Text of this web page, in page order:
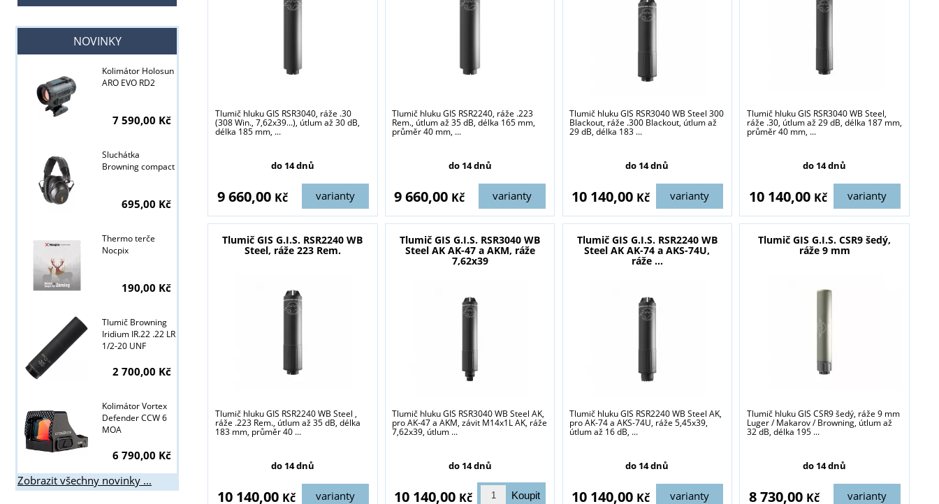
Tlumič hluku GIS RSR3040, ráže .30
(308 Win., 7,62x39...), útlum až 30 dB,
délka 185 mm, ...
do 14 dnů
varianty
9 660,00 Kč
Tlumič hluku GIS RSR2240, ráže .223
Rem., útlum až 35 dB, délka 165 mm,
průměr 40 mm, ...
do 14 dnů
varianty
9 660,00 Kč
Tlumič hluku GIS RSR3040 WB Steel 300
Blackout, ráže .300 Blackout, útlum až
29 dB, délka 183 ...
do 14 dnů
varianty
10 140,00 Kč
Tlumič hluku GIS RSR3040 WB Steel,
ráže .30, útlum až 29 dB, délka 187 mm,
průměr 40 mm, ...
do 14 dnů
varianty
10 140,00 Kč
Tlumič GIS G.I.S. RSR2240 WB
Steel, ráže 223 Rem.
Tlumič hluku GIS RSR2240 WB Steel ,
ráže .223 Rem., útlum až 35 dB, délka
183 mm, průměr 40 ...
do 14 dnů
varianty
10 140,00 Kč
Tlumič GIS G.I.S. RSR3040 WB
Steel AK AK-47 a AKM, ráže
7,62x39
Tlumič hluku GIS RSR3040 WB Steel AK,
pro AK-47 a AKM, závit M14x1L AK, ráže
7,62x39, útlum ...
do 14 dnů
10 140,00 Kč
Tlumič GIS G.I.S. RSR2240 WB
Steel AK AK-74 a AKS-74U,
ráže ...
Tlumič hluku GIS RSR2240 WB Steel AK,
pro AK-74 a AKS-74U, ráže 5,45x39,
útlum až 16 dB, ...
do 14 dnů
varianty
10 140,00 Kč
Tlumič GIS G.I.S. CSR9 šedý,
ráže 9 mm
Tlumič hluku GIS CSR9 šedý, ráže 9 mm
Luger / Makarov / Browning, útlum až
32 dB, délka 195 ...
do 14 dnů
varianty
8 730,00 Kč
NOVINKY
Kolimátor Holosun
ARO EVO RD2
7 590,00 Kč
Sluchátka
Browning compact
695,00 Kč
Thermo terče
Nocpix
190,00 Kč
Tlumič Browning
Iridium IR.22 .22 LR
1/2-20 UNF
2 700,00 Kč
Kolimátor Vortex
Defender CCW 6
MOA
6 790,00 Kč
Zobrazit všechny novinky ...
Tyto stránky jsou určeny pouze odborné veřejnosti od 18 let a podnikatelům v oblasti zbraně a
NE